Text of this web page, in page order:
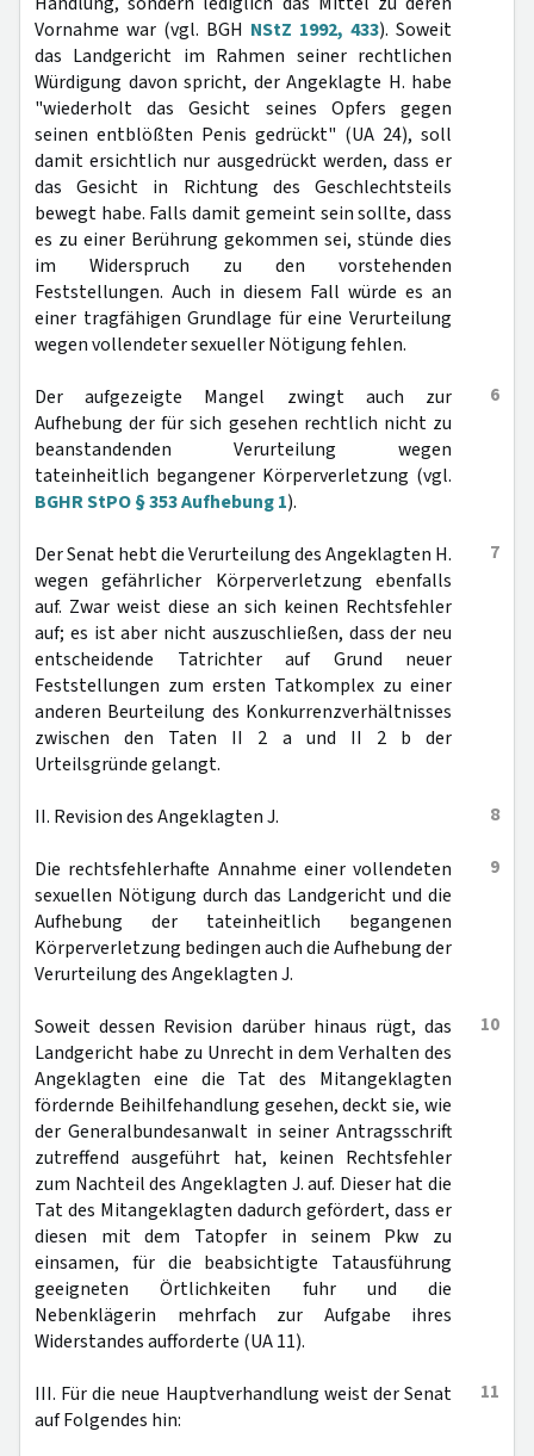
Vornahme war (vgl. BGH NStZ 1992, 433). Soweit
das Landgericht im Rahmen seiner rechtlichen
Würdigung davon spricht, der Angeklagte H. habe
"wiederholt das Gesicht seines Opfers gegen
seinen entblößten Penis gedrückt" (UA 24), soll
damit ersichtlich nur ausgedrückt werden, dass er
das Gesicht in Richtung des Geschlechtsteils
bewegt habe. Falls damit gemeint sein sollte, dass
es zu einer Berührung gekommen sei, stünde dies
im Widerspruch zu den vorstehenden
Feststellungen. Auch in diesem Fall würde es an
einer tragfähigen Grundlage für eine Verurteilung
wegen vollendeter sexueller Nötigung fehlen.
6
Der aufgezeigte Mangel zwingt auch zur
Aufhebung der für sich gesehen rechtlich nicht zu
beanstandenden Verurteilung wegen
tateinheitlich begangener Körperverletzung (vgl.
BGHR StPO § 353 Aufhebung 1).
7
Der Senat hebt die Verurteilung des Angeklagten H.
wegen gefährlicher Körperverletzung ebenfalls
auf. Zwar weist diese an sich keinen Rechtsfehler
auf; es ist aber nicht auszuschließen, dass der neu
entscheidende Tatrichter auf Grund neuer
Feststellungen zum ersten Tatkomplex zu einer
anderen Beurteilung des Konkurrenzverhältnisses
zwischen den Taten II 2 a und II 2 b der
Urteilsgründe gelangt.
8
II. Revision des Angeklagten J.
9
Die rechtsfehlerhafte Annahme einer vollendeten
sexuellen Nötigung durch das Landgericht und die
Aufhebung der tateinheitlich begangenen
Körperverletzung bedingen auch die Aufhebung der
Verurteilung des Angeklagten J.
10
Soweit dessen Revision darüber hinaus rügt, das
Landgericht habe zu Unrecht in dem Verhalten des
Angeklagten eine die Tat des Mitangeklagten
fördernde Beihilfehandlung gesehen, deckt sie, wie
der Generalbundesanwalt in seiner Antragsschrift
zutreffend ausgeführt hat, keinen Rechtsfehler
zum Nachteil des Angeklagten J. auf. Dieser hat die
Tat des Mitangeklagten dadurch gefördert, dass er
diesen mit dem Tatopfer in seinem Pkw zu
einsamen, für die beabsichtigte Tatausführung
geeigneten Örtlichkeiten fuhr und die
Nebenklägerin mehrfach zur Aufgabe ihres
Widerstandes aufforderte (UA 11).
11
III. Für die neue Hauptverhandlung weist der Senat
auf Folgendes hin: